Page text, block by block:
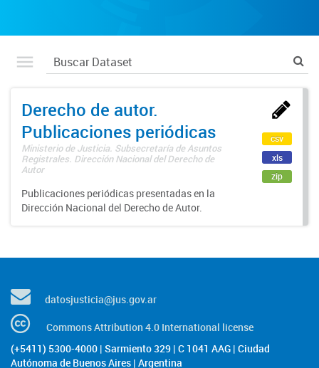
Derecho de autor.
Publicaciones periódicas
Ministerio de Justicia. Subsecretaría de Asuntos
Registrales. Dirección Nacional del Derecho de
Autor
Publicaciones periódicas presentadas en la
Dirección Nacional del Derecho de Autor.
csv
xls
zip
datosjusticia@jus.gov.ar
Commons Attribution 4.0 International license
(+5411) 5300-4000 | Sarmiento 329 | C 1041 AAG | Ciudad
Autónoma de Buenos Aires | Argentina